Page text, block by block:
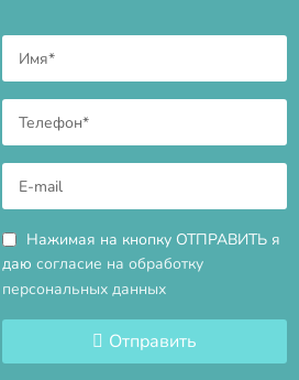
Нажимая на кнопку ОТПРАВИТЬ я
даю согласие на обработку
персональных данных
Отправить